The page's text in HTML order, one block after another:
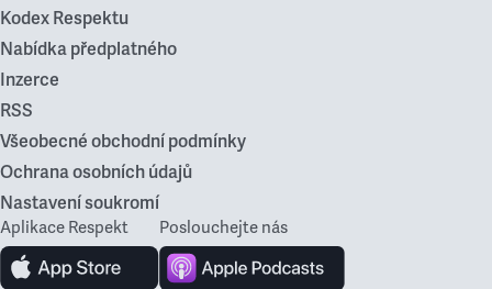
Kodex Respektu
Nabídka předplatného
Inzerce
RSS
Všeobecné obchodní podmínky
Ochrana osobních údajů
Nastavení soukromí
Aplikace Respekt Poslouchejte nás